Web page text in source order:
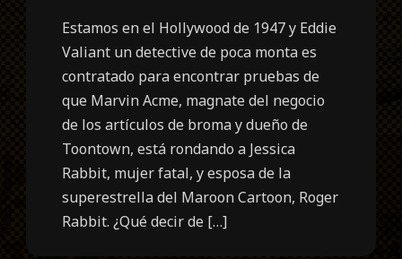
Estamos en el Hollywood de 1947 y Eddie
Valiant un detective de poca monta es
contratado para encontrar pruebas de
que Marvin Acme, magnate del negocio
de los artículos de broma y dueño de
Toontown, está rondando a Jessica
Rabbit, mujer fatal, y esposa de la
superestrella del Maroon Cartoon, Roger
Rabbit. ¿Qué decir de […]